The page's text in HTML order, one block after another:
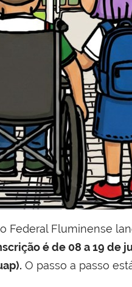
Federal Fluminense
é de 08 a 19 de
O passo a passo